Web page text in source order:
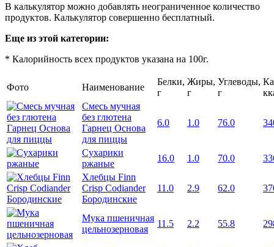
В калькулятор можно добавлять неограниченное количество
продуктов. Калькулятор совершенно бесплатный.
Еще из этой категории:
* Калорийность всех продуктов указана на 100г.
Фото Наименование
Белки,
г
Жиры,
г
Углеводы,
г
Смесь мучная
без глютена
Гарнец Основа
для пиццы
6.0 1.0 76.0
Сухарики
ржаные
16.0 1.0 70.0
Хлебцы Finn
Crisp Codiander
Бородинские
11.0 2.9 62.0
Мука пшеничная
цельнозерновая
11.5 2.2 55.8